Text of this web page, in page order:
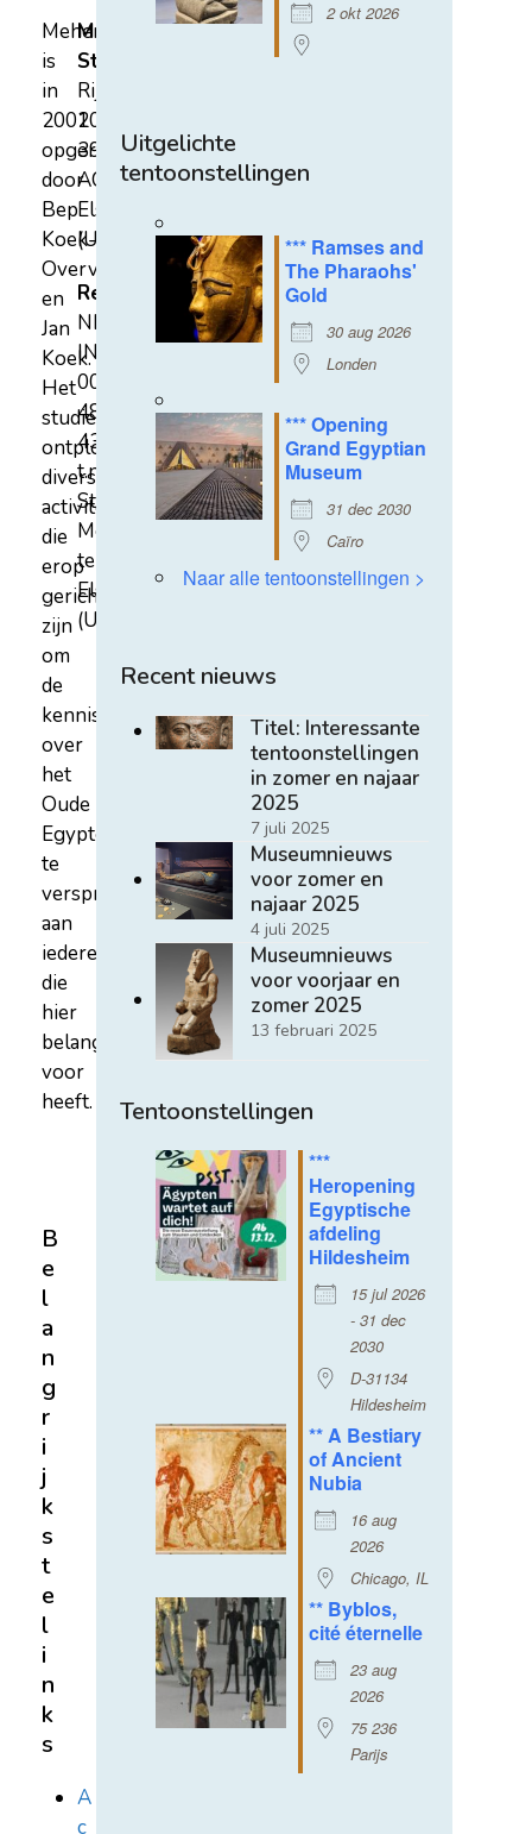
2 okt 2026
Uitgelichte
tentoonstellingen
*** Ramses and
The Pharaohs'
Gold
30 aug 2026
Londen
*** Opening
Grand Egyptian
Museum
31 dec 2030
Caïro
Naar alle tentoonstellingen >
Recent nieuws
Titel: Interessante
tentoonstellingen
in zomer en najaar
2025
7 juli 2025
Museumnieuws
voor zomer en
najaar 2025
4 juli 2025
Museumnieuws
voor voorjaar en
zomer 2025
13 februari 2025
Tentoonstellingen
***
Heropening
Egyptische
afdeling
Hildesheim
15 jul 2026
- 31 dec
2030
D-31134
Hildesheim
** A Bestiary
of Ancient
Nubia
16 aug
2026
Chicago, IL
** Byblos,
cité éternelle
23 aug
2026
75 236
Parijs
Mehen
is
in
2002
opgericht
door
Bep
Koek-
Overvest
en
Jan
Koek.
Het
studiecentrum
ontplooit
diverse
activiteiten
die
erop
gericht
zijn
om
de
kennis
over
het
Oude
Egypte
te
verspreiden
aan
iedereen
die
hier
belangstelling
voor
heeft.
Mehen
Studiecentrum
Rijksstraatweg
107A
3921
AC
Elst
(U)
Rekeningnummer
NL31
INGB
0007
4852
43
t.n.v.
Stichting
Mehen
te
Elst
(U)
B
e
l
a
n
g
r
i
j
k
s
t
e
l
i
n
k
s
A
c